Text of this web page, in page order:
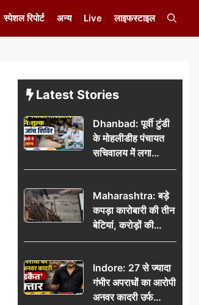
स्पेशल रिपोर्ट अन्य Live लाइफस्टाइल
Latest Stories
Dhanbad: पूर्वी टुंडी
के मोहलीडीह पंचायत
सचिवालय में लगा
निःशुल्क स्वास्थ्य जांच
उठाया लाभ
Maharashtra: बड़े
कपड़ा कारोबारी की तीन
बेटियां, करोड़ों की
कमाई… फिर भी पिता
अंतिम दिन, 5100 रुपये
भेजकर कहा– अंतिम
संस्कार कर दीजिए हम
Indore: 27 से ज्यादा
गंभीर अपराधों का आरोपी
अनवर कादरी उर्फ